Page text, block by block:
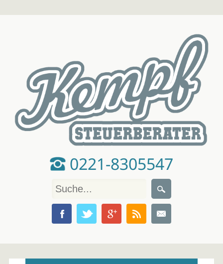
0221-8305547